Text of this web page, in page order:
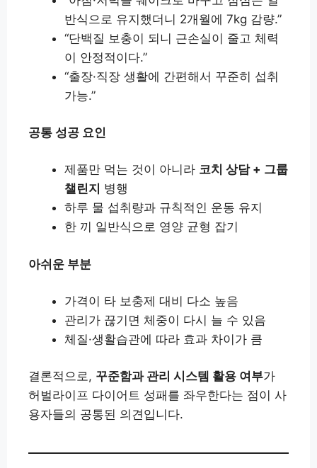
반식으로 유지했더니 2개월에 7kg 감량.”
“단백질 보충이 되니 근손실이 줄고 체력
이 안정적이다.”
“출장·직장 생활에 간편해서 꾸준히 섭취
가능.”
공통 성공 요인
제품만 먹는 것이 아니라 코치 상담 + 그룹
챌린지 병행
하루 물 섭취량과 규칙적인 운동 유지
한 끼 일반식으로 영양 균형 잡기
아쉬운 부분
가격이 타 보충제 대비 다소 높음
관리가 끊기면 체중이 다시 늘 수 있음
체질·생활습관에 따라 효과 차이가 큼
결론적으로, 꾸준함과 관리 시스템 활용 여부가
허벌라이프 다이어트 성패를 좌우한다는 점이 사
용자들의 공통된 의견입니다.